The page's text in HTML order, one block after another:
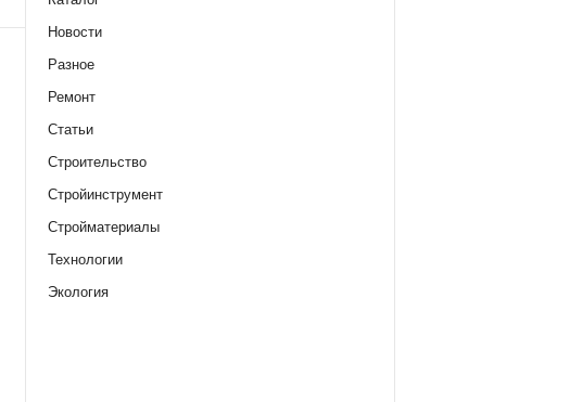
Новости
Разное
Ремонт
Статьи
Строительство
Стройинструмент
Стройматериалы
Технологии
Экология